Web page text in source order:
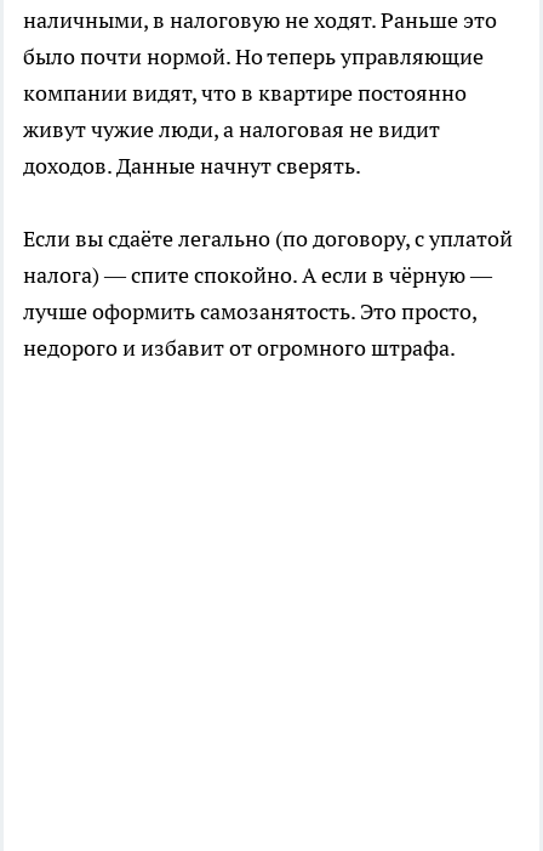
наличными, в налоговую не ходят. Раньше это
было почти нормой. Но теперь управляющие
компании видят, что в квартире постоянно
живут чужие люди, а налоговая не видит
доходов. Данные начнут сверять.
Если вы сдаёте легально (по договору, с уплатой
налога) — спите спокойно. А если в чёрную —
лучше оформить самозанятость. Это просто,
недорого и избавит от огромного штрафа.